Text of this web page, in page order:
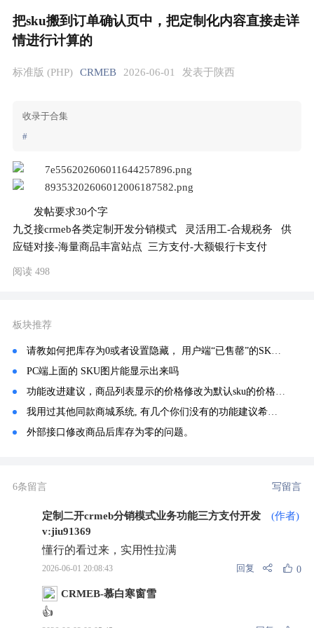
把sku搬到订单确认页中，把定制化内容直接走详
情进行计算的
标准版 (PHP) CRMEB 2026-06-01 发表于陕西
收录于合集
#
发帖要求30个字
九爻接crmeb各类定制开发分销模式   灵活用工-合规税务   供
应链对接-海量商品丰富站点  三方支付-大额银行卡支付
阅读 498
板块推荐
请教如何把库存为0或者设置隐藏， 用户端“已售罄”的SKU， 按钮灰掉不可按 或者 隐藏掉不可见。
PC端上面的 SKU图片能显示出来吗
功能改进建议，商品列表显示的价格修改为默认sku的价格，或者可以自定义
我用过其他同款商城系统, 有几个你们没有的功能建议希望增加
外部接口修改商品后库存为零的问题。
6条留言 写留言
定制二开crmeb分销模式业务功能三方支付开发
v:jiu91369
(作者)
懂行的看过来，实用性拉满
2026-06-01 20:08:43 回复 0
CRMEB-慕白寒窗雪
👍